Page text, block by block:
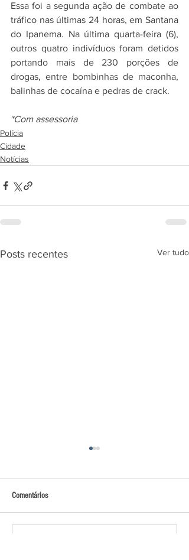
Essa foi a segunda ação de combate ao
tráfico nas últimas 24 horas, em Santana
do Ipanema. Na última quarta-feira (6),
outros quatro indivíduos foram detidos
portando mais de 230 porções de
drogas, entre bombinhas de maconha,
balinhas de cocaína e pedras de crack.
*Com assessoria
Polícia
Cidade
Notícias
Posts recentes Ver tudo
Comentários